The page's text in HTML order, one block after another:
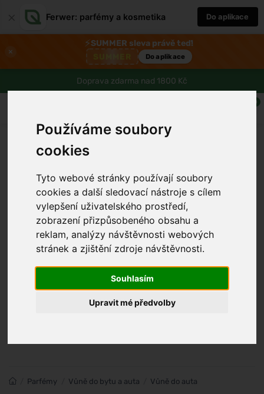
Používáme soubory
cookies
Tyto webové stránky používají soubory
cookies a další sledovací nástroje s cílem
vylepšení uživatelského prostředí,
zobrazení přizpůsobeného obsahu a
reklam, analýzy návštěvnosti webových
stránek a zjištění zdroje návštěvnosti.
Souhlasím
Upravit mé předvolby
Ferwer: parfémy a kosmetika Do aplikace
×
⚡SUMMER sleva právě teď!
Do aplikace
Doprava zdarma nad 1800 Kč
0
Parfémy Vůně do bytu a auta Vůně do auta